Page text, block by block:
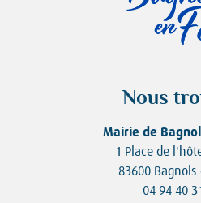
Nous
Mairie de
1 Place de
83600
04 94 40